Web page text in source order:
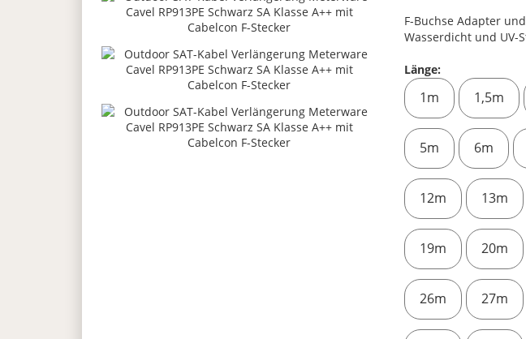
F-Buchse Adapter
Wasserdicht und UV-
Länge:
1m 1,5m
5m 6m
12m 13m
19m 20m
26m 27m